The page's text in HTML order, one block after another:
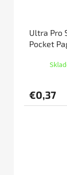
Ultra Pro
Pocket
€0,37